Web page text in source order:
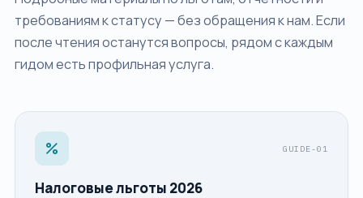
требованиям к статусу — без обращения к нам. Если
после чтения останутся вопросы, рядом с каждым
гидом есть профильная услуга.
percent GUIDE-01
Налоговые льготы 2026